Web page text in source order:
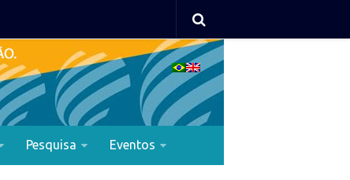
Pesquisa Eventos